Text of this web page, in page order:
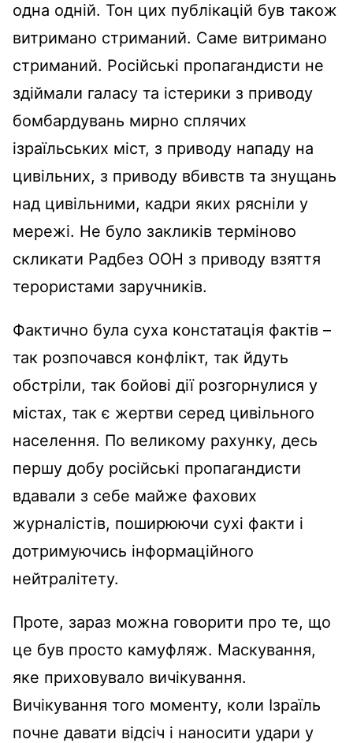
одна одній. Тон цих публікацій був також
витримано стриманий. Саме витримано
стриманий. Російські пропагандисти не
здіймали галасу та істерики з приводу
бомбардувань мирно сплячих
ізраїльських міст, з приводу нападу на
цивільних, з приводу вбивств та знущань
над цивільними, кадри яких рясніли у
мережі. Не було закликів терміново
скликати Радбез ООН з приводу взяття
терористами заручників.
Фактично була суха констатація фактів –
так розпочався конфлікт, так йдуть
обстріли, так бойові дії розгорнулися у
містах, так є жертви серед цивільного
населення. По великому рахунку, десь
першу добу російські пропагандисти
вдавали з себе майже фахових
журналістів, поширюючи сухі факти і
дотримуючись інформаційного
нейтралітету.
Проте, зараз можна говорити про те, що
це був просто камуфляж. Маскування,
яке приховувало вичікування.
Вичікування того моменту, коли Ізраїль
почне давати відсіч і наносити удари у